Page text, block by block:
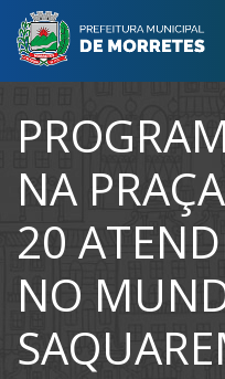
NA
20
NO